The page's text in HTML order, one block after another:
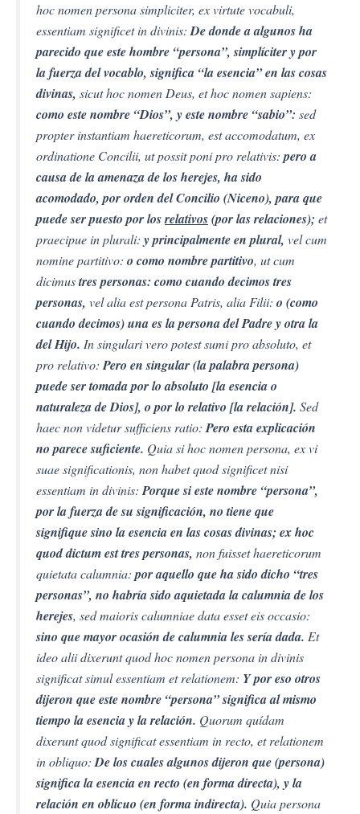
hoc nomen persona simpliciter, ex virtute vocabuli,
essentiam significet in divinis: De donde a algunos ha
parecido que este hombre “persona”, simplíciter y por
la fuerza del vocablo, significa “la esencia” en las cosas
divinas, sicut hoc nomen Deus, et hoc nomen sapiens:
como este nombre “Dios”, y este nombre “sabio”: sed
propter instantiam haereticorum, est accomodatum, ex
ordinatione Concilii, ut possit poni pro relativis: pero a
causa de la amenaza de los herejes, ha sido
acomodado, por orden del Concilio (Niceno), para que
puede ser puesto por losrelativos(por las relaciones); et
praecipue in plurali: y principalmente en plural, vel cum
nomine partitivo: o como nombre partitivo, ut cum
dicimustres personas: como cuando decimos tres
personas, vel alia est persona Patris, alia Filii: o (como
cuando decimos) una es la persona del Padre y otra la
del Hijo. In singulari vero potest sumi pro absoluto, et
pro relativo: Pero en singular (la palabra persona)
puede ser tomada por lo absoluto [la esencia o
naturaleza de Dios], o por lo relativo [la relación]. Sed
haec non videtur sufficiens ratio: Pero esta explicación
no parece suficiente. Quia si hoc nomen persona, ex vi
suae significationis, non habet quod significet nisi
essentiam in divinis: Porque si este nombre “persona”,
por la fuerza de su significación, no tiene que
signifique sino la esencia en las cosas divinas; ex hoc
quod dictum est tres personas, non fuisset haereticorum
quietata calumnia: por aquello que ha sido dicho “tres
personas”, no habría sido aquietada la calumnia de los
herejes, sed maioris calumniae data esset eis occasio:
sino que mayor ocasión de calumnia les sería dada. Et
ideo alii dixerunt quod hoc nomen persona in divinis
significat simul essentiam et relationem: Y por eso otros
dijeron que este nombre “persona” significa al mismo
tiempo la esencia y la relación. Quorum quídam
dixerunt quod significat essentiam in recto, et relationem
in obliquo: De los cuales algunos dijeron que (persona)
significa la esencia en recto (en forma directa), y la
relación en oblicuo (en forma indirecta). Quia persona